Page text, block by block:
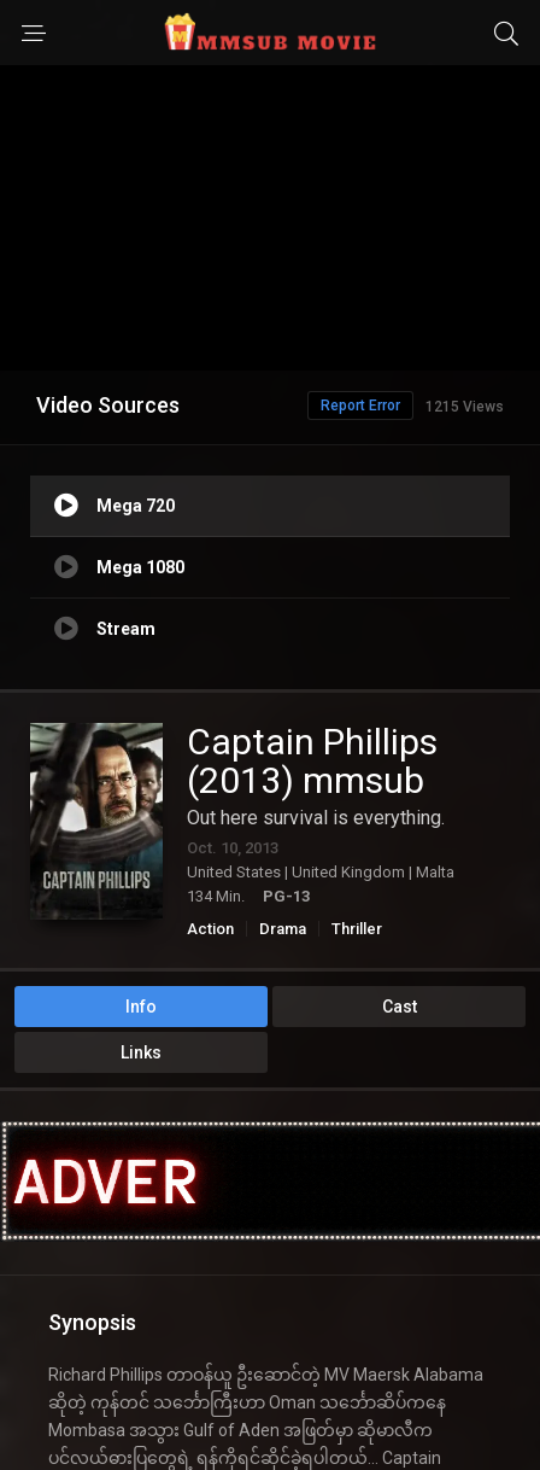
Video Sources 1215 Views
Report Error
Mega 720
Mega 1080
Stream
Captain Phillips
(2013) mmsub
Out here survival is everything.
Oct. 10, 2013
United States | United Kingdom | Malta
134 Min.
PG-13
Action
Drama Thriller
Info Cast
Links
Synopsis
Richard Phillips တာဝန်ယူ ဦးဆောင်တဲ့ MV Maersk Alabama
ဆိုတဲ့ ကုန်တင် သင်္ဘောကြီးဟာ Oman သင်္ဘောဆိပ်ကနေ
Mombasa အသွား Gulf of Aden အဖြတ်မှာ ဆိုမာလီက
ပင်လယ်ဓားပြတွေရဲ့ ရန်ကိုရင်ဆိုင်ခဲ့ရပါတယ်… Captain